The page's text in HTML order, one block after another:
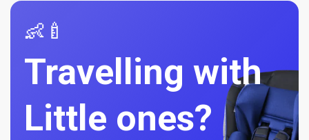
👶🍼
Travelling with
Little ones?